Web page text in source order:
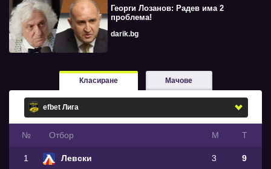
Георги Лозанов: Радев има 2
проблема!
darik.bg
Класиране Мачове
№ Oтбор М Т
1 Левски 3 9